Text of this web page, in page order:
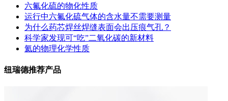
六氟化硫的物化性质
运行中六氟化硫气体的含水量不需要测量
为什么药芯焊丝焊缝表面会出压痕气孔？
科学家发现可“吃”二氧化碳的新材料
氦的物理化学性质
纽瑞德推荐产品